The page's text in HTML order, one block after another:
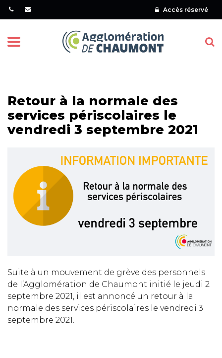
Accès réservé
Menu
Retour à la normale des
services périscolaires le
vendredi 3 septembre 2021
Suite à un mouvement de grève des personnels
de l’Agglomération de Chaumont initié le jeudi 2
septembre 2021, il est annoncé un retour à la
normale des services périscolaires le vendredi 3
septembre 2021.